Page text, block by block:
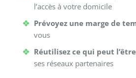
l’accès à votre domicile
Prévoyez une marge de
vous
Réutilisez ce qui peut l’être
ses réseaux partenaires